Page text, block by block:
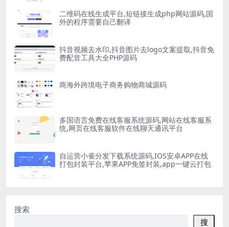
二维码在线生成平台,短链接生成php网站源码,国
外的程序需要自己翻译
抖音视频去水印,抖音图片去logo文案提取,抖音免
费配音工具大全PHP源码
商海外跨境电子商务购物商城源码
多国语言免费在线客服系统源码,网站在线客服系
统,网页在线客服软件在线聊天通讯平台
自运营小雀分发下载系统源码,IOS安卓APP在线
打包封装平台,苹果APP免签封装,app一键云打包
搜索
搜